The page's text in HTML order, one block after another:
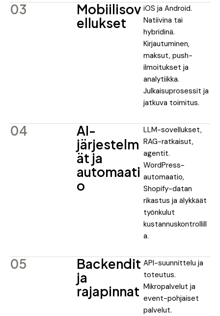
03
Mobiilisov
ellukset
iOS ja Android.
Natiivina tai
hybridinä.
Kirjautuminen,
maksut, push-
ilmoitukset ja
analytiikka.
Julkaisuprosessit ja
jatkuva toimitus.
04
AI-
järjestelm
ät ja
automaati
o
LLM-sovellukset,
RAG-ratkaisut,
agentit.
WordPress-
automaatio,
Shopify-datan
rikastus ja älykkäät
työnkulut
kustannuskontrollill
a.
05
Backendit
ja
rajapinnat
API-suunnittelu ja
toteutus.
Mikropalvelut ja
event-pohjaiset
palvelut.